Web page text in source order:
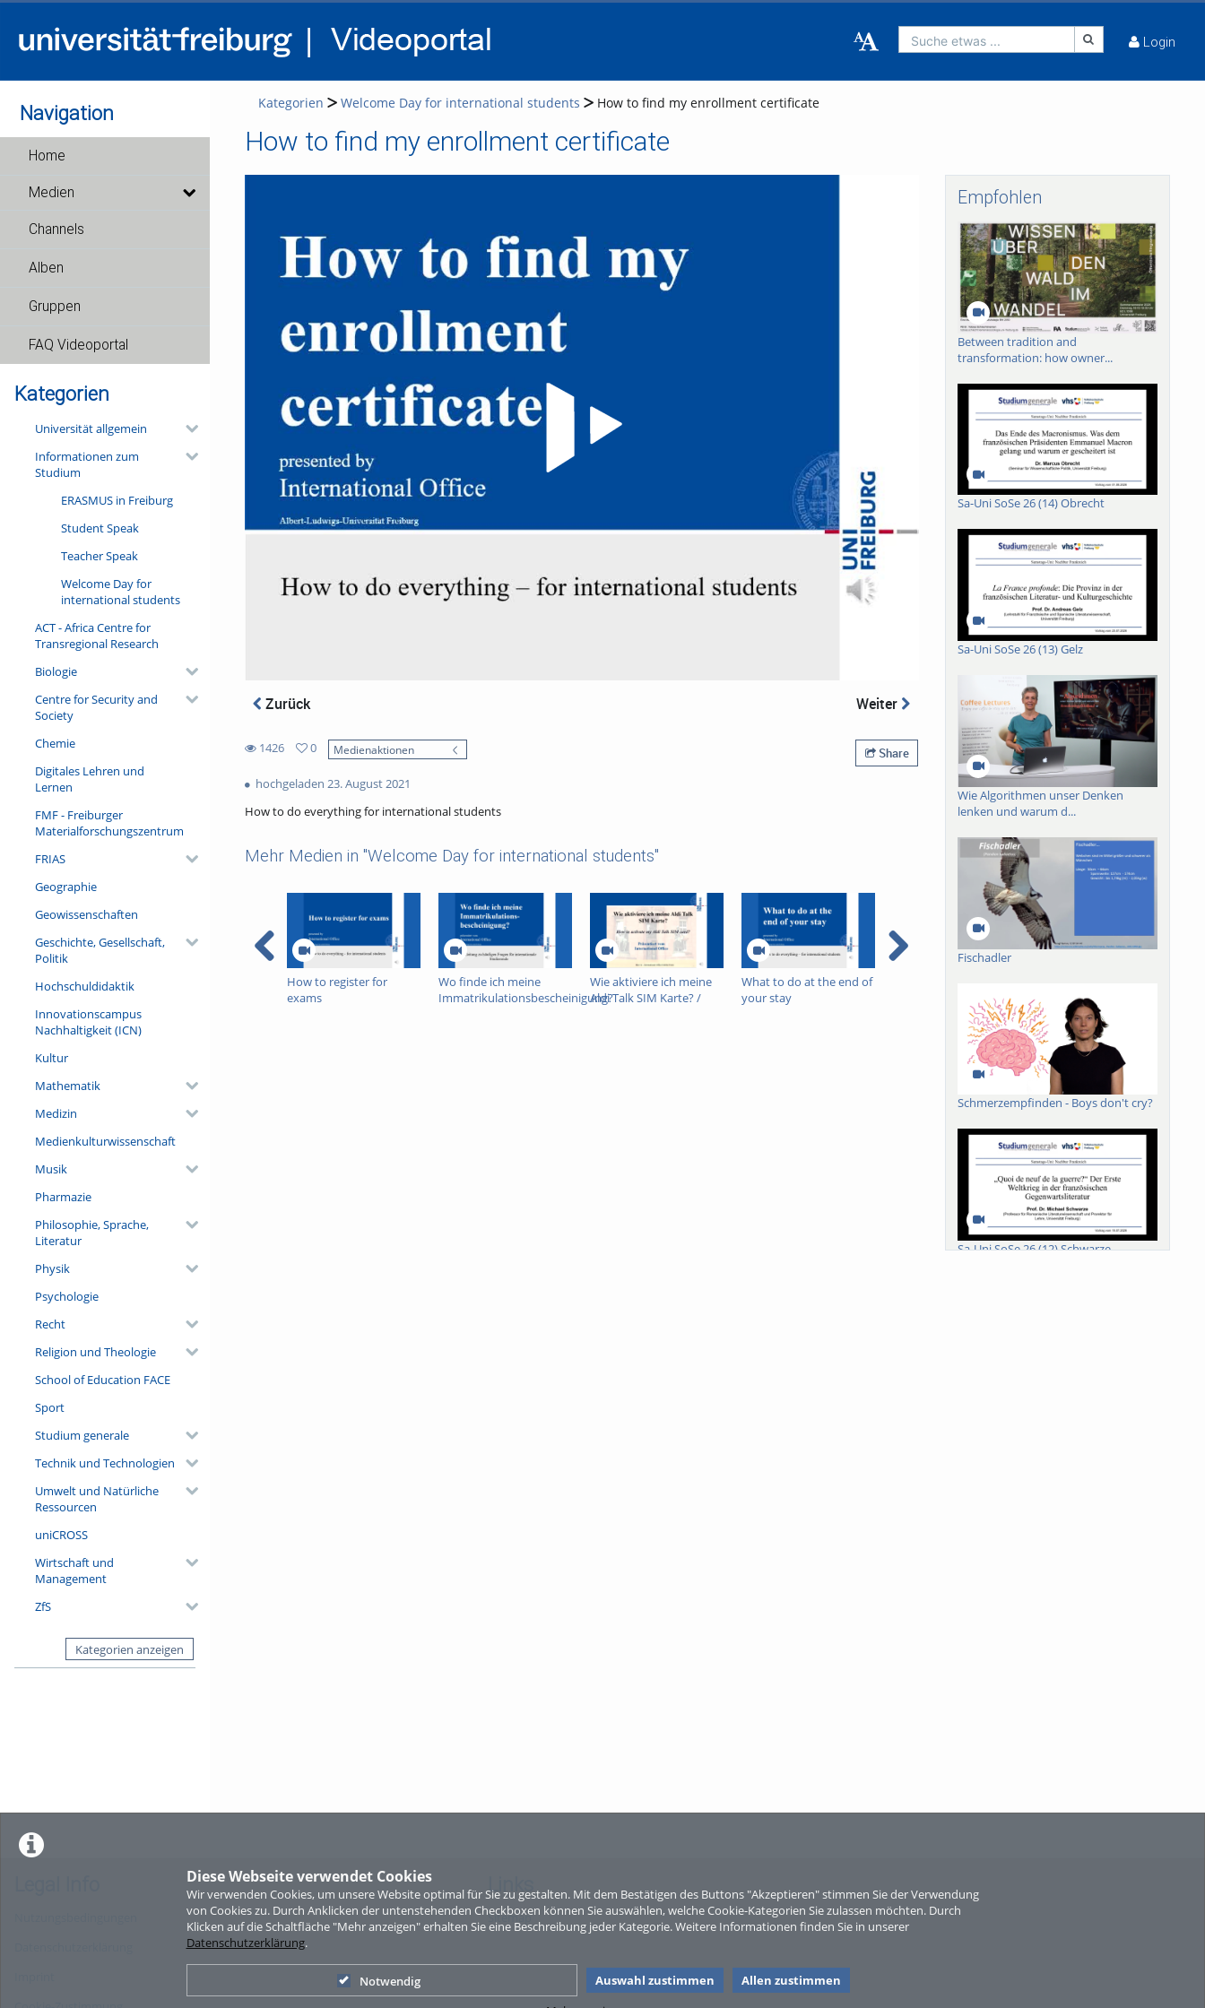
Diese Webseite verwendet Cookies
Wir verwenden Cookies, um unsere Website optimal für Sie zu gestalten. Mit dem Bestätigen des Buttons "Akzeptieren" stimmen Sie der Verwendung
von Cookies zu. Durch Anklicken der untenstehenden Checkboxen können Sie auswählen, welche Cookie-Kategorien Sie zulassen möchten. Durch
Klicken auf die Schaltfläche "Mehr anzeigen" erhalten Sie eine Beschreibung jeder Kategorie. Weitere Informationen finden Sie in unserer
Datenschutzerklärung.
Notwendig Auswahl zustimmen
Allen zustimmen
Suche etwas ... Login
Navigation
Home
Medien
Channels
Alben
Gruppen
FAQ Videoportal
Kategorien
Universität allgemein
Informationen zum
Studium
ERASMUS in Freiburg
Student Speak
Teacher Speak
Welcome Day for
international students
ACT - Africa Centre for
Transregional Research
Biologie
Centre for Security and
Society
Chemie
Digitales Lehren und
Lernen
FMF - Freiburger
Materialforschungszentrum
FRIAS
Geographie
Geowissenschaften
Geschichte, Gesellschaft,
Politik
Hochschuldidaktik
Innovationscampus
Nachhaltigkeit (ICN)
Kultur
Mathematik
Medizin
Medienkulturwissenschaft
Musik
Pharmazie
Philosophie, Sprache,
Literatur
Physik
Psychologie
Recht
Religion und Theologie
School of Education FACE
Sport
Studium generale
Technik und Technologien
Umwelt und Natürliche
Ressourcen
uniCROSS
Wirtschaft und
Management
ZfS
Kategorien anzeigen
Kategorien Welcome Day for international students How to find my enrollment certificate
How to find my enrollment certificate
Zurück Weiter
1426
views
0
favorites
Medienaktionen
Share
hochgeladen 23. August 2021
How to do everything for international students
Mehr Medien in "Welcome Day for international students"
How to register for
exams
Wo finde ich meine
Immatrikulationsbescheinigung?
Wie aktiviere ich meine
Aldi Talk SIM Karte? /
What to do at the end of
your stay
meines Aufenthalts
Prüfungen an?
Empfohlen
Between tradition and
transformation: how owner...
Sa-Uni SoSe 26 (14) Obrecht
Sa-Uni SoSe 26 (13) Gelz
Wie Algorithmen unser Denken
lenken und warum d...
Fischadler
Schmerzempfinden - Boys don't cry?
Sa-Uni SoSe 26 (12) Schwarze
Links
Sitemap